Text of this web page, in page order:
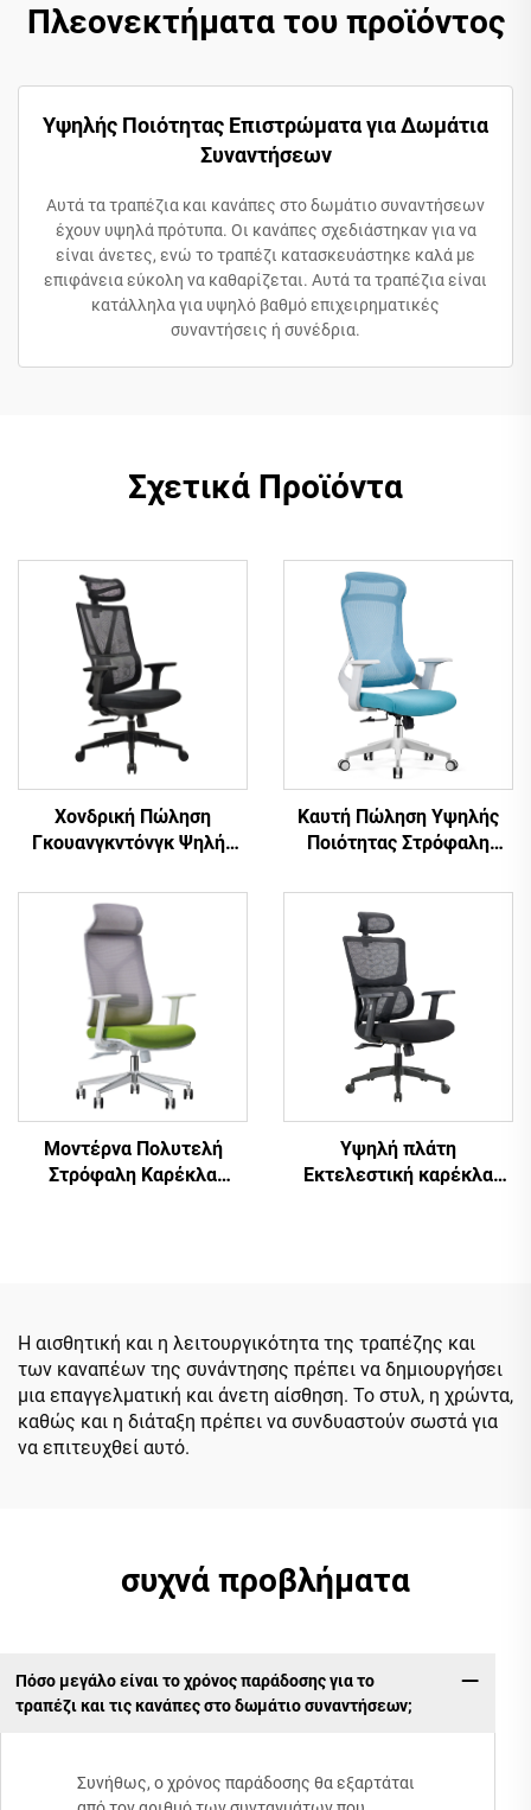
Πλεονεκτήματα του προϊόντος
Υψηλής Ποιότητας Επιστρώματα για Δωμάτια
Συναντήσεων
Αυτά τα τραπέζια και κανάπες στο δωμάτιο συναντήσεων
έχουν υψηλά πρότυπα. Οι κανάπες σχεδιάστηκαν για να
είναι άνετες, ενώ το τραπέζι κατασκευάστηκε καλά με
επιφάνεια εύκολη να καθαρίζεται. Αυτά τα τραπέζια είναι
κατάλληλα για υψηλό βαθμό επιχειρηματικές
συναντήσεις ή συνέδρια.
Σχετικά Προϊόντα
Χονδρική Πώληση
Γκουανγκντόνγκ Ψηλής
Εργονομικές Δικτυωτές
Καρέκλες Γραφείου Άνετη
Καρέκλα Γραφείου
Υπολογιστή για το
Γραφείο
Καυτή Πώληση Υψηλής
Ποιότητας Στρόφαλη
Έπιπλα Υπολογιστή
Πλαστική Εργονομική
Καρέκλα Γραφείου
Καρέκλα Διευθυντή
Μοντέρνα Πολυτελή
Στρόφαλη Καρέκλα
Υψηλή πλάτη
Εκτελεστική καρέκλα
την Κίνα
Η αισθητική και η λειτουργικότητα της τραπέζης και
των καναπέων της συνάντησης πρέπει να δημιουργήσει
μια επαγγελματική και άνετη αίσθηση. Το στυλ, η χρώντα,
καθώς και η διάταξη πρέπει να συνδυαστούν σωστά για
να επιτευχθεί αυτό.
συχνά προβλήματα
Πόσο μεγάλο είναι το χρόνος παράδοσης για το
τραπέζι και τις κανάπες στο δωμάτιο συναντήσεων;
Συνήθως, ο χρόνος παράδοσης θα εξαρτάται